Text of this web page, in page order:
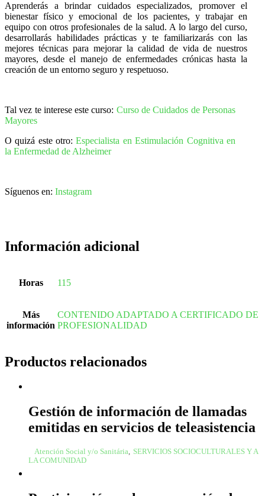
Aprenderás a brindar cuidados especializados, promover el
bienestar físico y emocional de los pacientes, y trabajar en
equipo con otros profesionales de la salud. A lo largo del curso,
desarrollarás habilidades prácticas y te familiarizarás con las
mejores técnicas para mejorar la calidad de vida de nuestros
mayores, desde el manejo de enfermedades crónicas hasta la
creación de un entorno seguro y respetuoso.
Tal vez te interese este curso: Curso de Cuidados de Personas
Mayores
O quizá este otro:Especialista en Estimulación Cognitiva en
la Enfermedad de Alzheimer
Síguenos en: Instagram
Información adicional
Horas 115
Más
información
CONTENIDO ADAPTADO A CERTIFICADO DE
PROFESIONALIDAD
Productos relacionados
Gestión de información de llamadas
emitidas en servicios de teleasistencia
Atención Social y/o Sanitária, SERVICIOS SOCIOCULTURALES Y A
LA COMUNIDAD